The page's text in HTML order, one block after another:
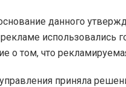
данного
использовались
о том, что
приняла